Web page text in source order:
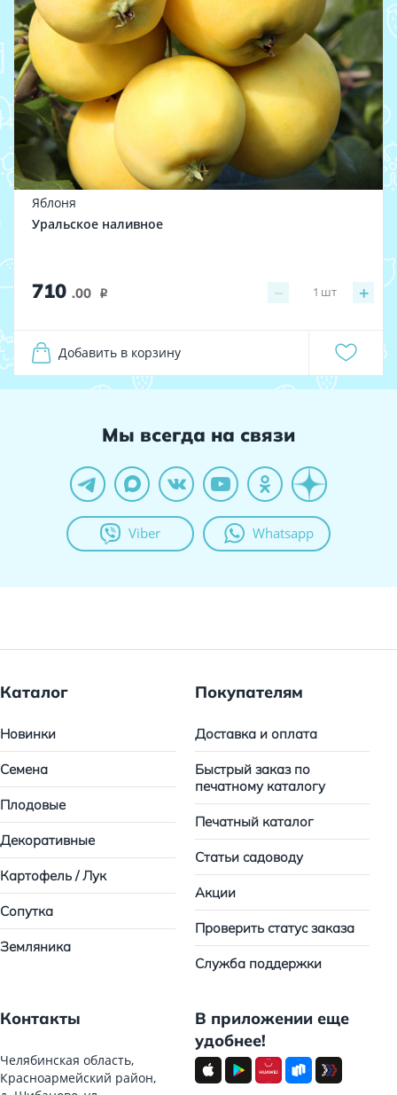
Яблоня
Уральское наливное
710 .00 i − +
1 шт
Добавить в корзину
Мы всегда на связи
Viber Whatsapp
Каталог
Новинки
Семена
Плодовые
Декоративные
Картофель / Лук
Сопутка
Земляника
Покупателям
Доставка и оплата
Быстрый заказ по
печатному каталогу
Печатный каталог
Статьи садоводу
Акции
Проверить статус заказа
Служба поддержки
Контакты
Челябинская область,
Красноармейский район,
В приложении еще
удобнее!